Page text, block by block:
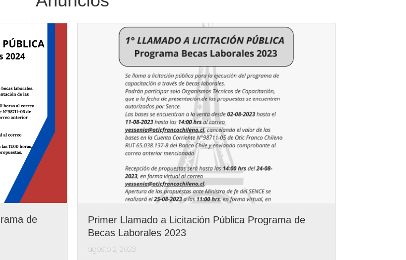
de
Primer Llamado a Licitación Pública Programa de
Becas Laborales 2023
agosto 2, 2023